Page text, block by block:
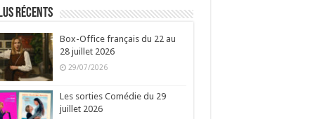
récents
Box-Office français du 22 au
28 juillet 2026
29/07/2026
Les sorties Comédie du 29
juillet 2026